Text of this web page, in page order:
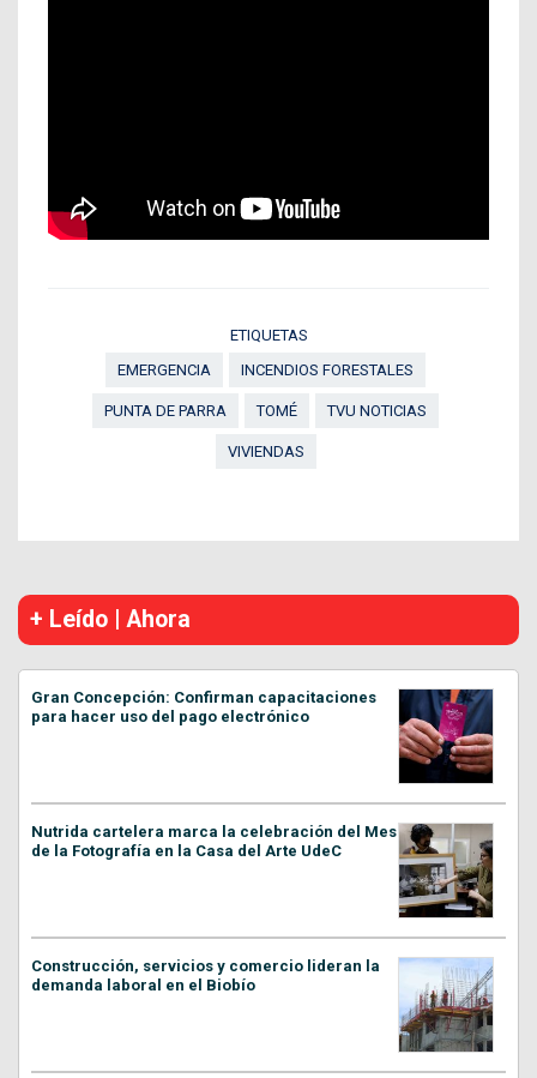
ETIQUETAS
EMERGENCIA
INCENDIOS FORESTALES
PUNTA DE PARRA TOMÉ TVU NOTICIAS
VIVIENDAS
+ Leído | Ahora
Gran Concepción: Confirman capacitaciones
para hacer uso del pago electrónico
Nutrida cartelera marca la celebración del Mes
de la Fotografía en la Casa del Arte UdeC
Construcción, servicios y comercio lideran la
demanda laboral en el Biobío